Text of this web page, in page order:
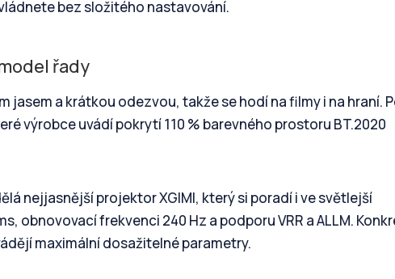
bez složitého nastavování.
řady
jasem a krátkou odezvou, takže se hodí na filmy i na hraní.
výrobce uvádí pokrytí 110 % barevného prostoru BT.2020
nejjasnější projektor XGIMI, který si poradí i ve světlejší
obnovovací frekvenci 240 Hz a podporu VRR a ALLM.
maximální dosažitelné parametry.